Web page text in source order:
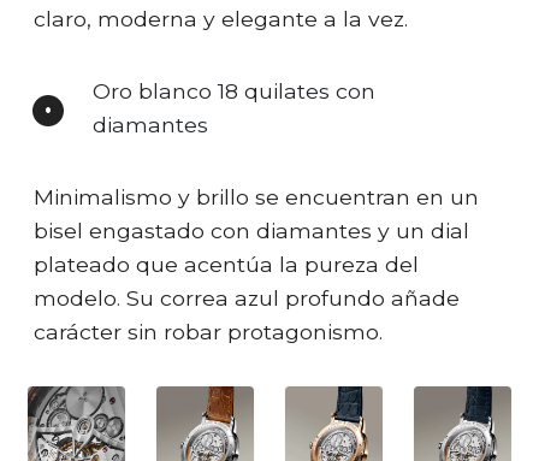
claro, moderna y elegante a la vez.
Oro blanco 18 quilates con
diamantes
Minimalismo y brillo se encuentran en un
bisel engastado con diamantes y un dial
plateado que acentúa la pureza del
modelo. Su correa azul profundo añade
carácter sin robar protagonismo.